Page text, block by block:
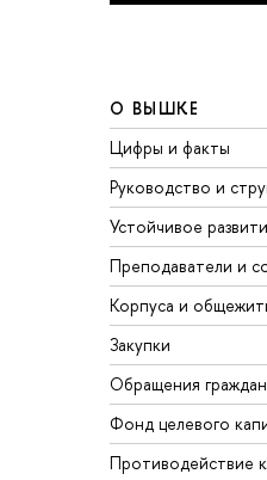
О ВЫШКЕ
Цифры и факты
Руководство и
Устойчивое
Преподаватели и
Корпуса и
Закупки
Обращения
Фонд целевого
Противодействие